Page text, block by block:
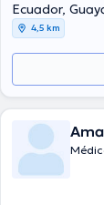
Ecuador,
4,5 km